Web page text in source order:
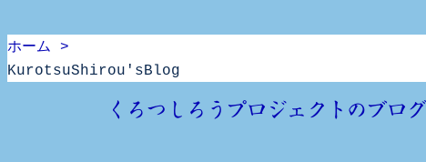
ホーム >
KurotsuShirou'sBlog
くろつしろうプロジェクトのブログ